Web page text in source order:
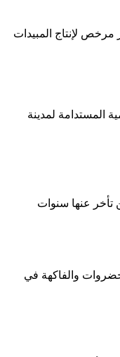
لإنتاج المبيدات
المستدامة لمدينة
تأخر عنها سنوات
والفاكهة في